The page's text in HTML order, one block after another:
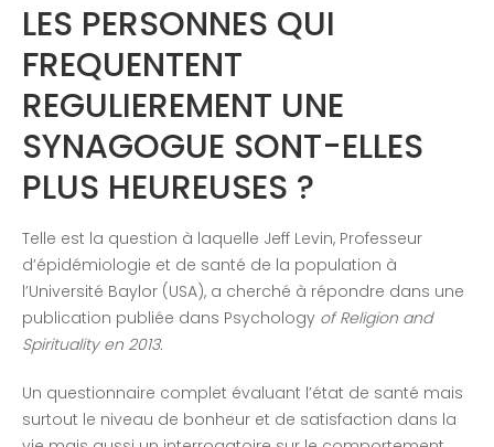
LES PERSONNES QUI
FREQUENTENT
REGULIEREMENT UNE
SYNAGOGUE SONT-ELLES
PLUS HEUREUSES ?
Telle est la question à laquelle Jeff Levin, Professeur
d’épidémiologie et de santé de la population à
l’Université Baylor (USA), a cherché à répondre dans une
publication publiée dans Psychology of Religion and
Spirituality en 2013.
Un questionnaire complet évaluant l’état de santé mais
surtout le niveau de bonheur et de satisfaction dans la